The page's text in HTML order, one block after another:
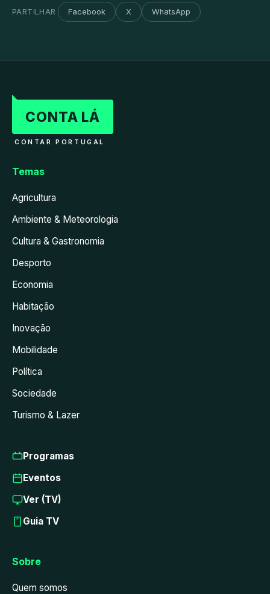
PARTILHAR Facebook X WhatsApp
CONTA LÁ
CONTAR PORTUGAL
Temas
Agricultura
Ambiente & Meteorologia
Cultura & Gastronomia
Desporto
Economia
Habitação
Inovação
Mobilidade
Política
Sociedade
Turismo & Lazer
Programas
Eventos
Ver (TV)
Guia TV
Sobre
Quem somos